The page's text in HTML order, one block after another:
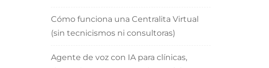
Cómo funciona una Centralita Virtual
(sin tecnicismos ni consultoras)
Agente de voz con IA para clínicas,